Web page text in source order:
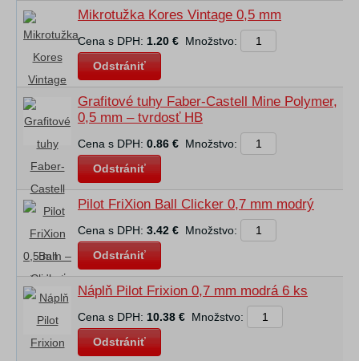
Mikrotužka Kores Vintage 0,5 mm
Cena s DPH: 1.20 € Množstvo:
Odstrániť
Grafitové tuhy Faber-Castell Mine Polymer,
0,5 mm – tvrdosť HB
Cena s DPH: 0.86 € Množstvo:
Odstrániť
Pilot FriXion Ball Clicker 0,7 mm modrý
Cena s DPH: 3.42 € Množstvo:
Odstrániť
Náplň Pilot Frixion 0,7 mm modrá 6 ks
Cena s DPH: 10.38 € Množstvo:
Odstrániť